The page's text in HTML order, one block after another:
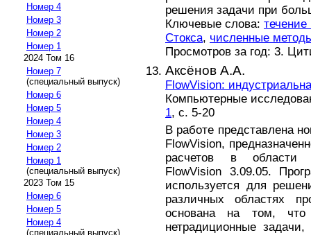
Номер 4
Номер 3
Номер 2
Номер 1
2024 Том 16
Номер 7
(специальный выпуск)
Номер 6
Номер 5
Номер 4
Номер 3
Номер 2
Номер 1
(специальный выпуск)
2023 Том 15
Номер 6
Номер 5
Номер 4
(специальный выпуск)
решения задачи при
Ключевые слова: течение
Стокса, численные
Просмотров за год: 3.
Аксёнов А.А.
FlowVision:
Компьютерные
1, с. 5-20
В работе представлена
FlowVision,
расчетов в области
FlowVision 3.09.05.
используется для
различных областях
основана на том,
нетрадиционные